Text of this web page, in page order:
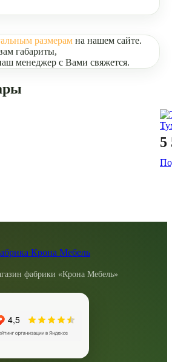
размерам на нашем сайте.
габариты,
менеджер с Вами свяжется.
5
фабрики «Крона Мебель»